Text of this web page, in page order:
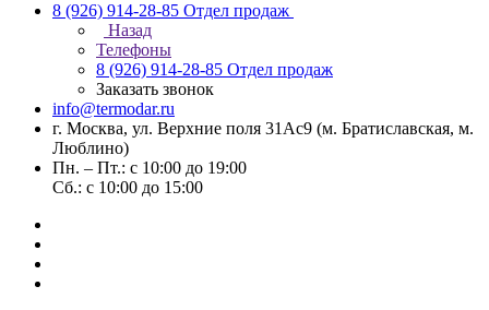
8 (926) 914-28-85 Отдел продаж
Назад
Телефоны
8 (926) 914-28-85 Отдел продаж
Заказать звонок
info@termodar.ru
г. Москва, ул. Верхние поля 31Ас9 (м. Братиславская, м.
Люблино)
Пн. – Пт.: с 10:00 до 19:00
Сб.: с 10:00 до 15:00